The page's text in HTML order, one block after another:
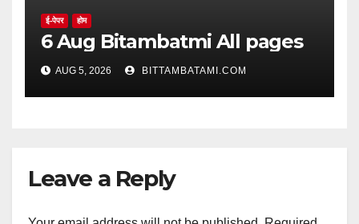
ई-पेपर होम
6 Aug Bitambatmi All pages
AUG 5, 2026 BITTAMBATAMI.COM
Leave a Reply